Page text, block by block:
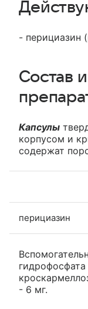
- перициазин
Состав
Капсулы
корпусом и
содержат
перициазин
- 6 мг.